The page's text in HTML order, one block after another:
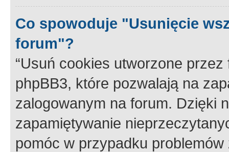
Co spowoduje "Usunięcie
forum"?
“Usuń cookies utworzone
phpBB3, które pozwalają na
zalogowanym na forum. Dzięki
zapamiętywanie
pomóc w przypadku